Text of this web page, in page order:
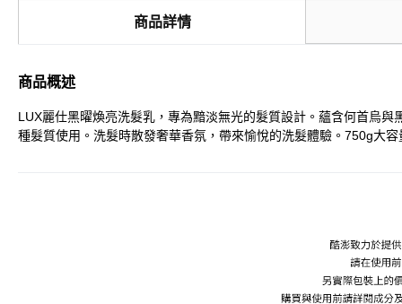
商品詳情
商品概述
LUX麗仕黑曜煥亮洗髮乳，專為黯淡無光的髮質設計。蘊含何首烏
種髮質使用。洗髮時散發奢華香氛，帶來愉悅的洗髮體驗。750g大